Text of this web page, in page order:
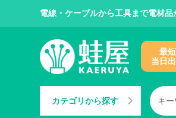
電線・ケーブルから工具まで電材品
最短
当日
カテゴリから探す